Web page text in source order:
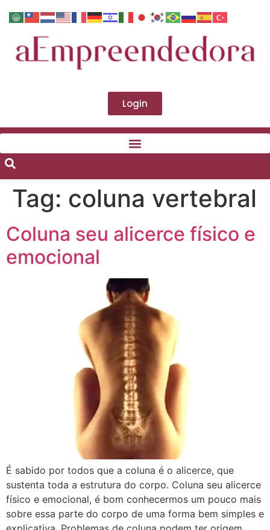
Login
Tag: coluna vertebral
Coluna seu alicerce físico e
emocional
É sabido por todos que a coluna é o alicerce, que
sustenta toda a estrutura do corpo. Coluna seu alicerce
físico e emocional, é bom conhecermos um pouco mais
sobre essa parte do corpo de uma forma bem simples e